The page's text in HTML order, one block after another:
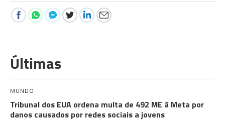
Últimas
MUNDO
Tribunal dos EUA ordena multa de 492 ME à Meta por
danos causados por redes sociais a jovens